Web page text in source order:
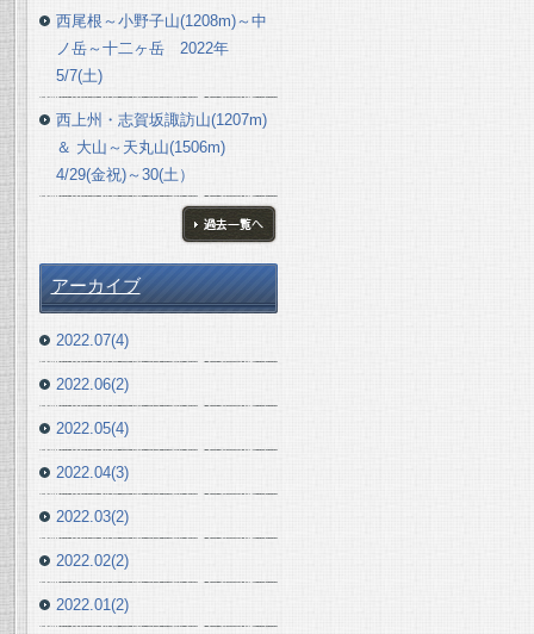
西尾根～小野子山(1208m)～中
ノ岳～十二ヶ岳 2022年
5/7(土)
西上州・志賀坂諏訪山(1207m)
＆ 大山～天丸山(1506m)
4/29(金祝)～30(土）
アーカイブ
2022.07(4)
2022.06(2)
2022.05(4)
2022.04(3)
2022.03(2)
2022.02(2)
2022.01(2)